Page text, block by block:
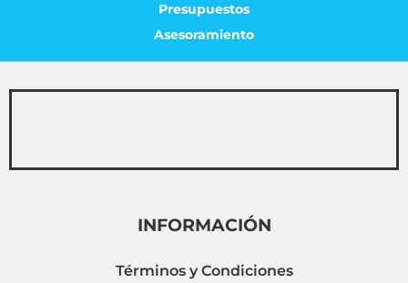
Presupuestos
Asesoramiento
INFORMACIÓN
Términos y Condiciones